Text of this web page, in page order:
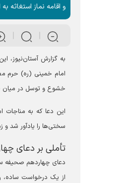
و اقامه نماز
امام خمینی (ره) حرم
خشوع و توسل در میان
این دعا که به مناجات
سختی‌ها را یادآور شد و
تأملی بر دعای
دعای چهاردهم صحیفه
از یک درخواست ساده،